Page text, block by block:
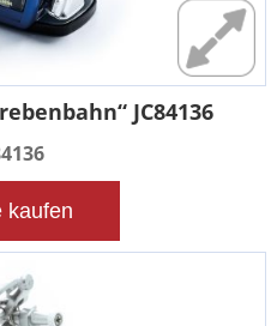
JC84136
kaufen